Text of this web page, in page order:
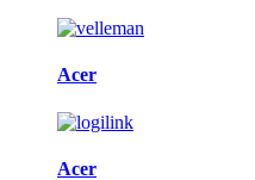
Acer
Acer